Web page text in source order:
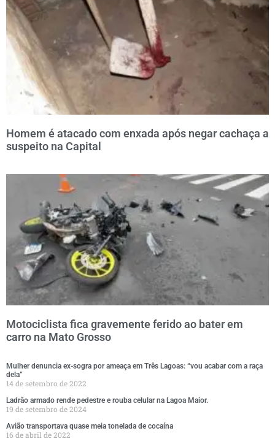
Homem é atacado com enxada após negar cachaça a
suspeito na Capital
Motociclista fica gravemente ferido ao bater em
carro na Mato Grosso
Mulher denuncia ex-sogra por ameaça em Três Lagoas: “vou acabar com a raça
dela”
14 de setembro de 2022
Ladrão armado rende pedestre e rouba celular na Lagoa Maior.
19 de setembro de 2024
Avião transportava quase meia tonelada de cocaína
16 de abril de 2022